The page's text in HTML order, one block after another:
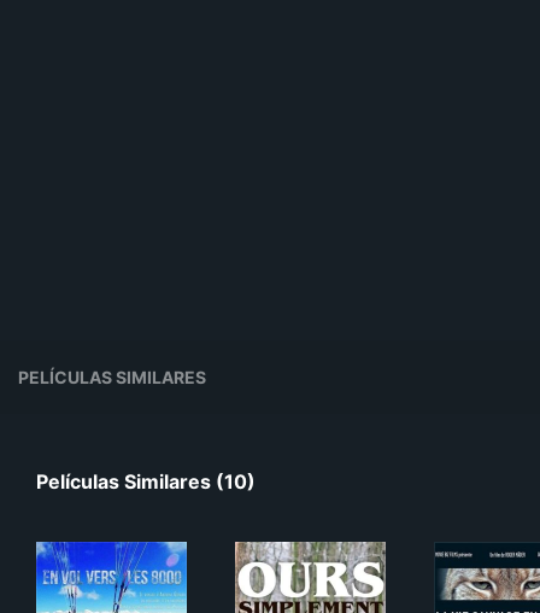
PELÍCULAS SIMILARES
Películas Similares (10)